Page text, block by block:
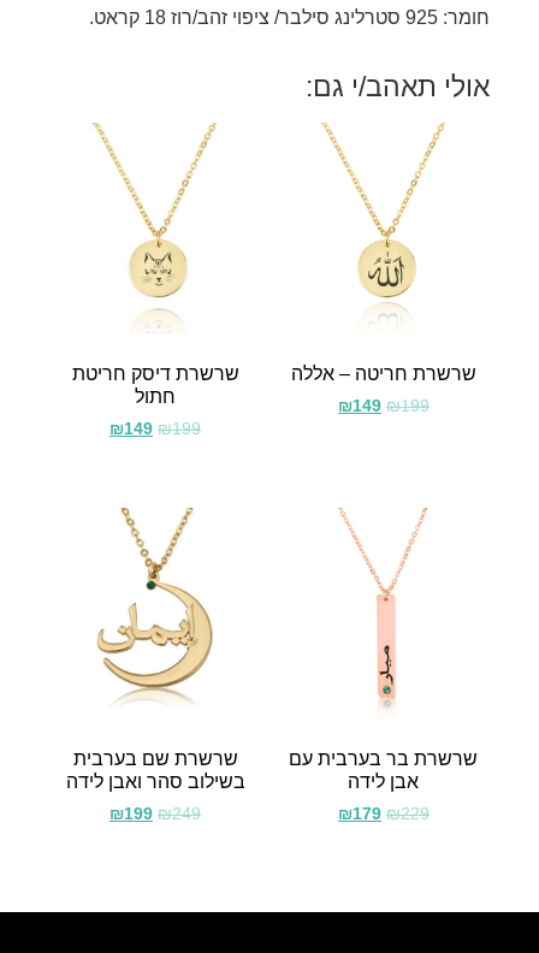
חומר: 925 סטרלינג סילבר/ ציפוי זהב/רוז 18 קראט.
אולי תאהב/י גם:
שרשרת חריטה – אללה
₪199
₪149
שרשרת דיסק חריטת
חתול
₪199
₪149
שרשרת בר בערבית עם
אבן לידה
₪229
₪179
שרשרת שם בערבית
בשילוב סהר ואבן לידה
₪249
₪199